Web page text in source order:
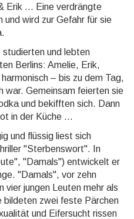
Erik ... Eine verdrängte
und wird zur Gefahr für sie
und lebten
Berlins: Amelie, Erik,
– bis zu dem Tag,
war. Gemeinsam feierten sie
und bekifften sich. Dann
in der Küche ...
und flüssig liest sich
"Sterbenswort". In
"Damals") entwickelt er
"Damals", vor zehn
vier jungen Leuten mehr als
zwei feste Pärchen
und Eifersucht rissen